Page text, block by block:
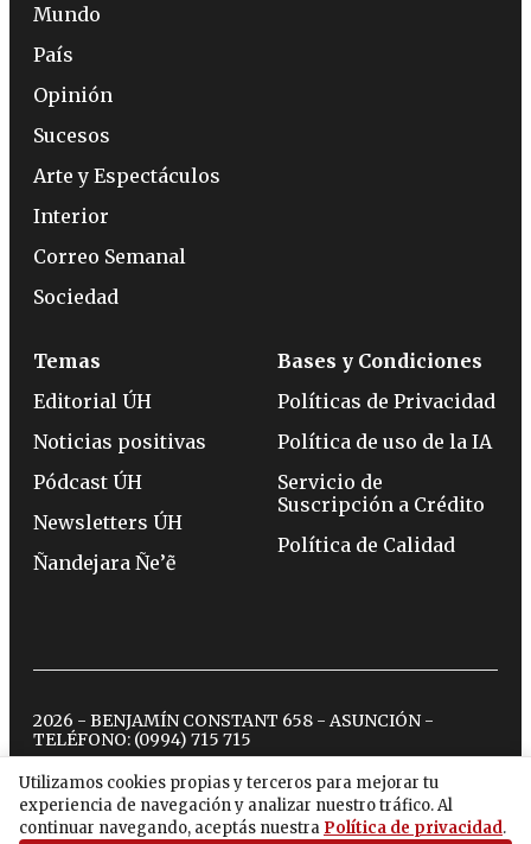
Utilizamos cookies propias y terceros para mejorar tu
experiencia de navegación y analizar nuestro tráfico. Al
continuar navegando, aceptás nuestra Política de privacidad.
Mundo
País
Opinión
Sucesos
Arte y Espectáculos
Interior
Correo Semanal
Sociedad
Temas
Editorial ÚH
Noticias positivas
Pódcast ÚH
Newsletters ÚH
Ñandejara Ñe’ẽ
Bases y Condiciones
Políticas de Privacidad
Política de uso de la IA
Servicio de
Suscripción a Crédito
Política de Calidad
2026 - BENJAMÍN CONSTANT 658 - ASUNCIÓN -
TELÉFONO: (0994) 715 715
twitterinstagram
facebook
tiktokyoutubespotify